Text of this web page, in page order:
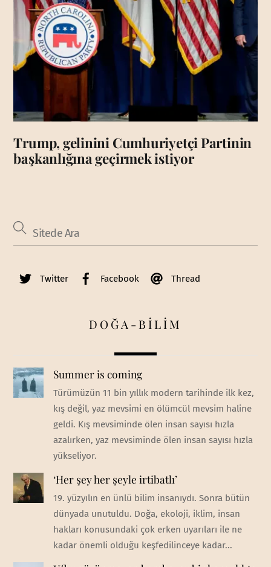
Trump, gelinini Cumhuriyetçi Partinin
başkanlığına geçirmek istiyor
Twitter Facebook Thread
DOĞA-BİLİM
Summer is coming
Türümüzün 11 bin yıllık modern tarihinde ilk kez,
kış değil, yaz mevsimi en ölümcül mevsim haline
geldi. Kış mevsiminde ölen insan sayısı hızla
azalırken, yaz mevsiminde ölen insan sayısı hızla
yükseliyor.
‘Her şey her şeyle irtibatlı’
19. yüzyılın en ünlü bilim insanıydı. Sonra bütün
dünyada unutuldu. Doğa, ekoloji, iklim, insan
hakları konusundaki çok erken uyarıları ile ne
kadar önemli olduğu keşfedilinceye kadar...